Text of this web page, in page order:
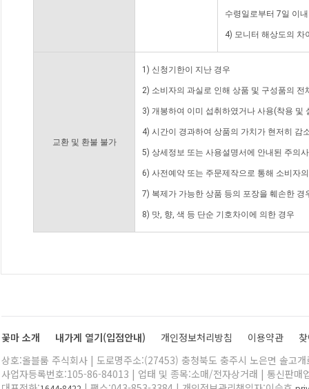
수령일로부터 7일 이
4) 모니터 해상도의 차
교환 및 환불 불가
1) 신청기한이 지난 경우
2) 소비자의 과실로 인해 상품 및 구성품의
3) 개봉하여 이미 섭취하였거나 사용(착용 및
4) 시간이 경과하여 상품의 가치가 현저히 감
5) 상세정보 또는 사용설명서에 안내된 주의
6) 사전예약 또는 주문제작으로 통해 소비자
7) 복제가 가능한 상품 등의 포장을 훼손한 경
8) 맛, 향, 색 등 단순 기호차이에 의한 경우
꽃마 소개 내가게 열기(입점안내) 개인정보처리방침 이용약관
상호:올블룸 주식회사 | 도로명주소:(27453) 충청북도 충주시 노은면 솔고
사업자등록번호:105-86-84013 | 업태 및 종목:소매/전자상거래 | 통신판매